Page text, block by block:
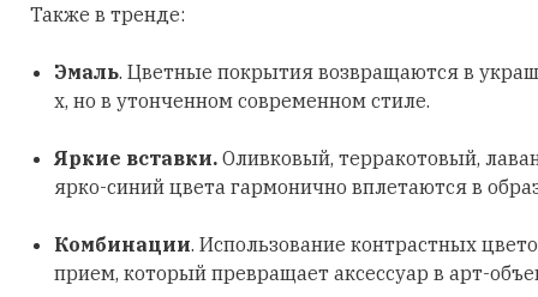
Также в тренде:
Эмаль. Цветные покрытия возвращаются в
х, но в утонченном современном стиле.
Яркие вставки. Оливковый, терракотовый,
ярко-синий цвета гармонично вплетаются в
Комбинации. Использование контрастных
прием, который превращает аксессуар в арт-